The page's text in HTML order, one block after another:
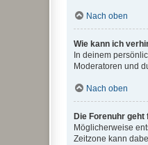
Nach oben
Wie kann ich
In deinem
Moderatoren und
Nach oben
Die Forenuhr geht
Möglicherweise
Zeitzone kann